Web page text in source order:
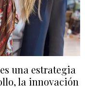
una estrategia
la innovación